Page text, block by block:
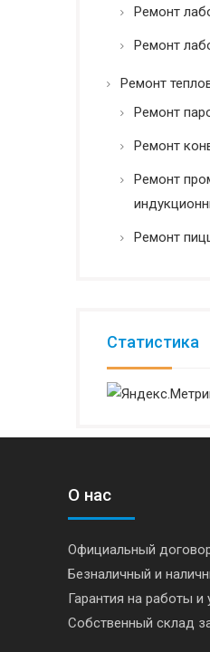
Ремонт
Ремонт
Ремонт
Ремонт
Ремонт
Ремонт
Ремонт
Статистика
О нас
Официальный
Безналичный и
Гарантия на работы и
Собственный склад